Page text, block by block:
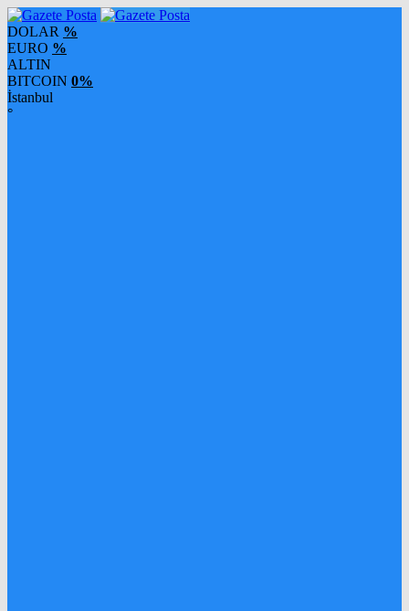
DOLAR %
EURO %
ALTIN
BITCOIN 0%
İstanbul
°